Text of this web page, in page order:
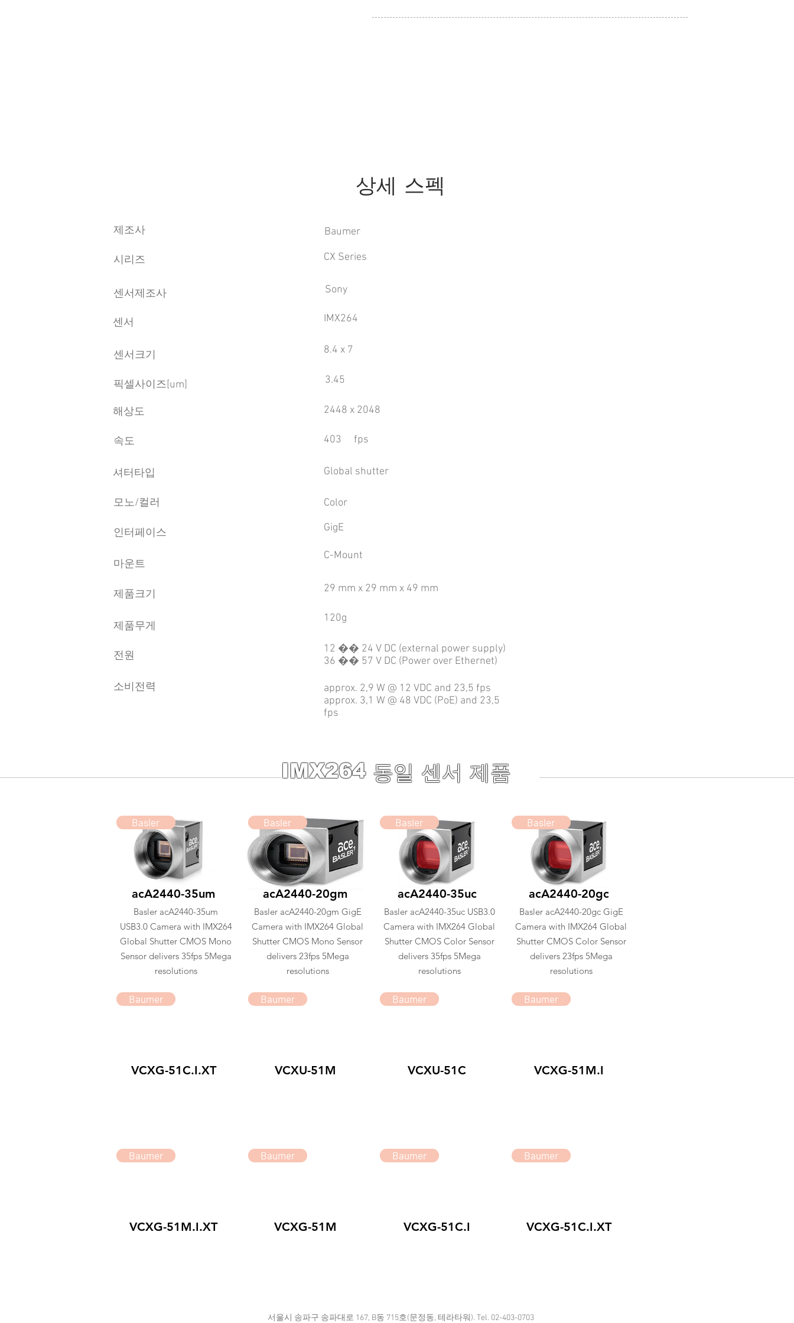
상세 스펙
CX Series
Sony
IMX264
8.4 x 7
3.45
2448 x 2048
403
Global shutter
Color
GigE
C-Mount
29 mm x 29 mm x 49 mm
120g
12 �� 24 V DC (external power supply)
36 �� 57 V DC (Power over Ethernet)
시리즈
센서제조사
센서
센서크기
픽셀사이즈[um]
​해상도
속도
​셔터타입
모노/컬러
인터페이스
마운트
제품크기
제품무게
전원
소비전력
​제조사 Baumer
approx. 2,9 W @ 12 VDC and 23,5 fps
approx. 3,1 W @ 48 VDC (PoE) and 23,5
fps
fps
동일 센서 제품
IMX264
Basler
acA2440-35um
Basler acA2440-35um
USB3.0 Camera with IMX264
Global Shutter CMOS Mono
Sensor delivers 35fps 5Mega
resolutions
Baumer
VCXG-51C.I.XT
Baumer
VCXG-51M.I.XT
Basler
acA2440-20gm
Basler acA2440-20gm GigE
Camera with IMX264 Global
Shutter CMOS Mono Sensor
delivers 23fps 5Mega
resolutions
Baumer
VCXU-51M
Baumer
VCXG-51M
Basler
acA2440-35uc
Basler acA2440-35uc USB3.0
Camera with IMX264 Global
Shutter CMOS Color Sensor
delivers 35fps 5Mega
resolutions
Baumer
VCXU-51C
Baumer
VCXG-51C.I
Basler
acA2440-20gc
Basler acA2440-20gc GigE
Camera with IMX264 Global
Shutter CMOS Color Sensor
delivers 23fps 5Mega
resolutions
Baumer
VCXG-51M.I
Baumer
VCXG-51C.I.XT
​서울시 송파구 송파대로 167, B동 715호(문정동, 테라타워). Tel. 02-403-0703